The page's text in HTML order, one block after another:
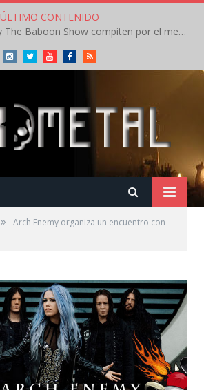
ÚLTIMO CONTENIDO
Crónica: In Flames y The Baboon Show compiten por el mejor concierto del día en el Leyendas del Rock – Viernes – Agosto 2026
InstagramTwitterYoutubeFacebookRSS
»
Arch Enemy organiza un encuentro con